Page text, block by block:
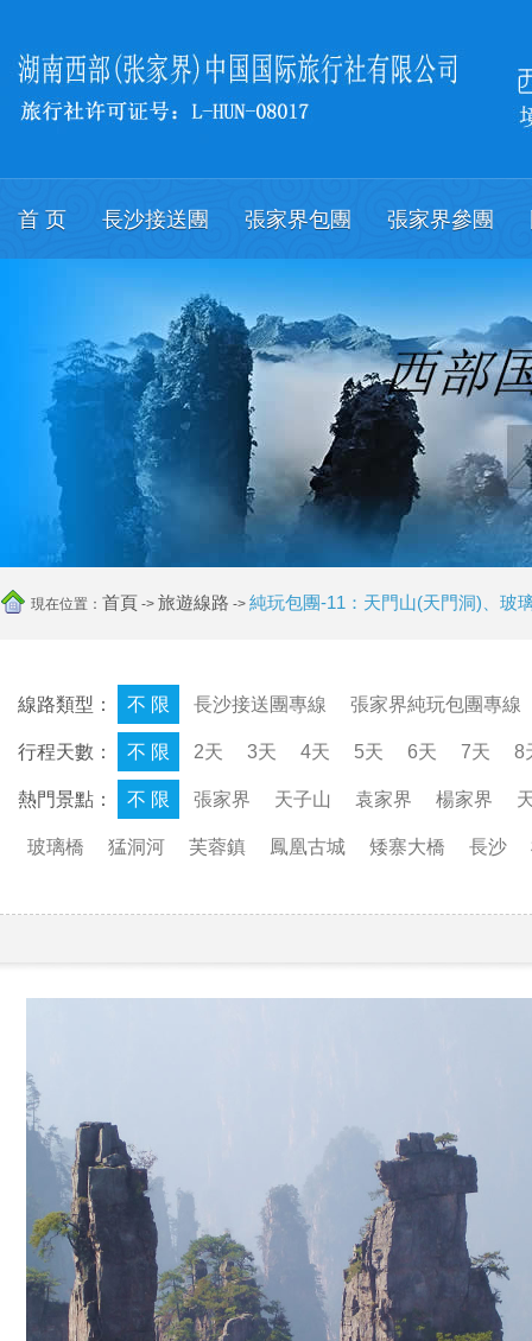
首 页 長沙接送團 張家界包團 張家界參團
現在位置： 首頁 -> 旅遊線路 -> 純玩包團-11：天門山(天門洞)、玻
線路類型： 不 限 長沙接送團專線 張家界純玩包團專線
行程天數： 不 限 2天 3天 4天 5天 6天 7天 8
熱門景點： 不 限 張家界 天子山 袁家界 楊家界
玻璃橋 猛洞河 芙蓉鎮 鳳凰古城 矮寨大橋 長沙